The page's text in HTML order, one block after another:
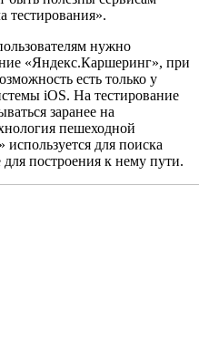
тестирования».
нужно
«Яндекс.Каршеринг», при
есть только у
iOS. На тестирование
заранее на
пешеходной
для поиска
построения к нему пути.